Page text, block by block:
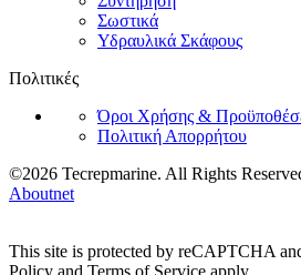
Σωστικά
Υδραυλικά Σκάφους
Πολιτικές
Όροι Χρήσης &
Πολιτική Απορρήτου
©2026 Tecrepmarine. All Rights
Aboutnet
This site is protected by reCAPTCHA